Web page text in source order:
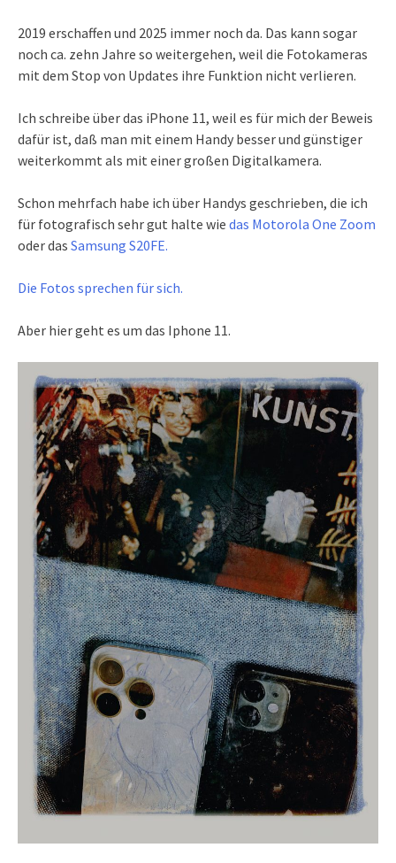
2019 erschaffen und 2025 immer noch da. Das kann sogar
noch ca. zehn Jahre so weitergehen, weil die Fotokameras
mit dem Stop von Updates ihre Funktion nicht verlieren.
Ich schreibe über das iPhone 11, weil es für mich der Beweis
dafür ist, daß man mit einem Handy besser und günstiger
weiterkommt als mit einer großen Digitalkamera.
Schon mehrfach habe ich über Handys geschrieben, die ich
für fotografisch sehr gut halte wie das Motorola One Zoom
oder das Samsung S20FE.
Die Fotos sprechen für sich.
Aber hier geht es um das Iphone 11.